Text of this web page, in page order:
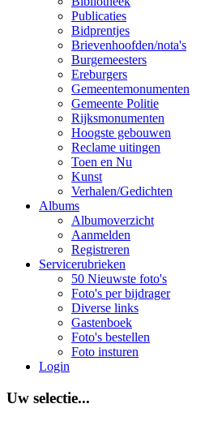
Publicaties
Bidprentjes
Brievenhoofden/nota's
Burgemeesters
Ereburgers
Gemeentemonumenten
Gemeente Politie
Rijksmonumenten
Hoogste gebouwen
Reclame uitingen
Toen en Nu
Kunst
Verhalen/Gedichten
Albums
Albumoverzicht
Aanmelden
Registreren
Servicerubrieken
50 Nieuwste foto's
Foto's per bijdrager
Diverse links
Gastenboek
Foto's bestellen
Foto insturen
Login
Uw selectie...